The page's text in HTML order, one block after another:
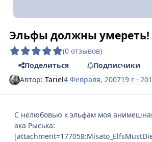
Эльфы должны умереть!
(0 отзывов)
Поделиться
Подписчики
Автор:Tariel4 Февраля, 200719 г ·
С нелюбовью к эльфам моя
ака Рыська: